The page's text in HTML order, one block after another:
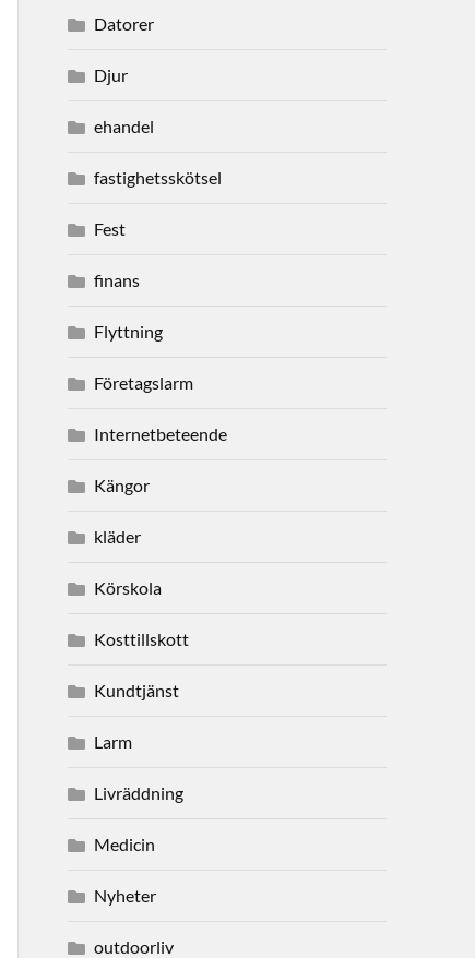
Datorer
Djur
ehandel
fastighetsskötsel
Fest
finans
Flyttning
Företagslarm
Internetbeteende
Kängor
kläder
Körskola
Kosttillskott
Kundtjänst
Larm
Livräddning
Medicin
Nyheter
outdoorliv